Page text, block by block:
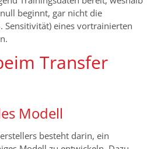
beginnt, gar nicht die
Sensitivität) eines vortrainierten
Transfer
Modell
besteht darin, ein